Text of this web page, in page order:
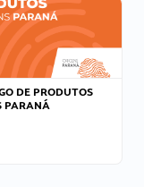
DE PRODUTOS
PARANÁ